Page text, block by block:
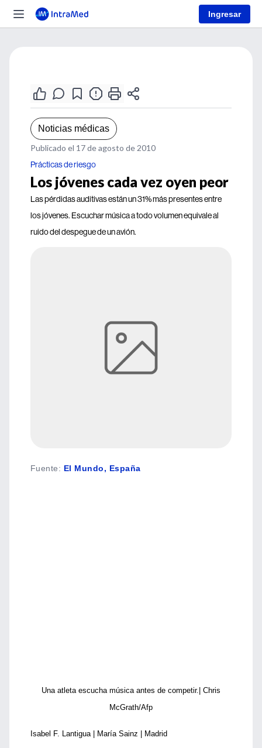
Ingresar
Noticias médicas
Publicado el 17 de agosto de 2010
Prácticas de riesgo
Los jóvenes cada vez oyen peor
Las pérdidas auditivas están un 31% más presentes entre
los jóvenes. Escuchar música a todo volumen equivale al
ruido del despegue de un avión.
Fuente: El Mundo, España
Una atleta escucha música antes de competir.| Chris
McGrath/Afp
Isabel F. Lantigua | María Sainz | Madrid